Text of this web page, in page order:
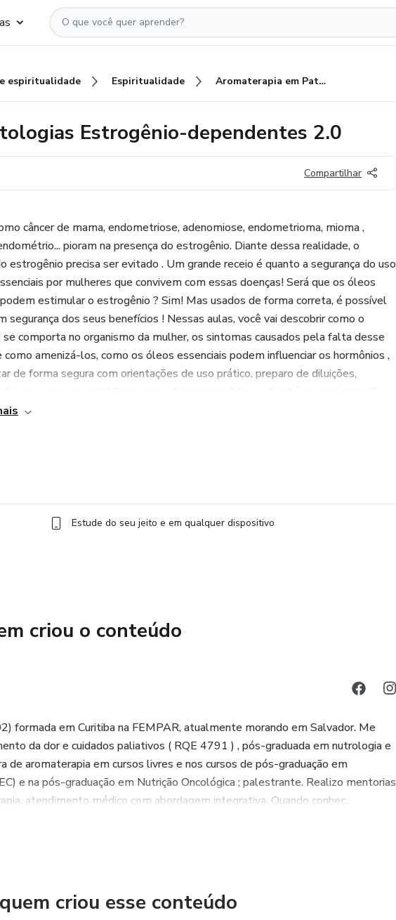
espiritualidade Espiritualidade Aromaterapia em Patologias Estrogênio-dependentes 2.0
Estrogênio-dependentes 2.0
Compartilhar
câncer de mama, endometriose, adenomiose, endometrioma, mioma ,
pioram na presença do estrogênio. Diante dessa realidade, o
estrogênio precisa ser evitado . Um grande receio é quanto a segurança do uso
por mulheres que convivem com essas doenças! Será que os óleos
estimular o estrogênio ? Sim! Mas usados de forma correta, é possível
segurança dos seus benefícios ! Nessas aulas, você vai descobrir como o
comporta no organismo da mulher, os sintomas causados pela falta desse
como amenizá-los, como os óleos essenciais podem influenciar os hormônios ,
de forma segura com orientações de uso prático, preparo de diluições,
vivo, online, para discussão de casos clínicos. Se você nunca estudou
: O conteúdo apresentado não se destina a tratar ou diagnosticar doenças e
Estude do seu jeito e em qualquer dispositivo
criou o conteúdo
formada em Curitiba na FEMPAR, atualmente morando em Salvador. Me
da dor e cuidados paliativos ( RQE 4791 ) , pós-graduada em nutrologia e
de aromaterapia em cursos livres e nos cursos de pós-graduação em
e na pós-graduação em Nutrição Oncológica ; palestrante. Realizo mentorias
atendimento médico com abordagem integrativa. Quando conhec...
criou esse conteúdo